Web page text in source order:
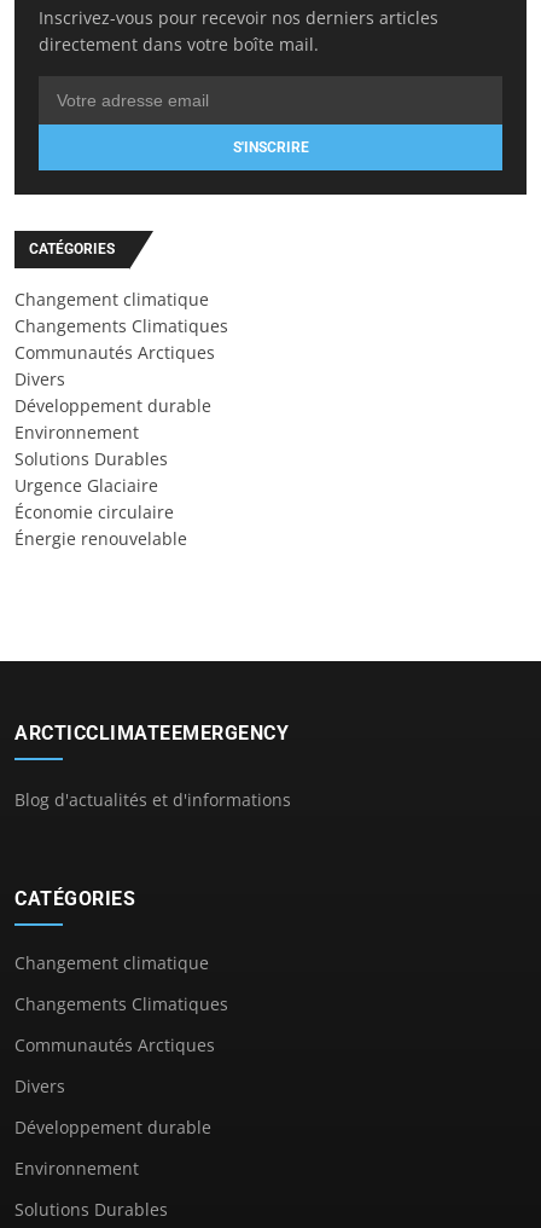
Inscrivez-vous pour recevoir nos derniers articles
directement dans votre boîte mail.
S'INSCRIRE
CATÉGORIES
Changement climatique
Changements Climatiques
Communautés Arctiques
Divers
Développement durable
Environnement
Solutions Durables
Urgence Glaciaire
Économie circulaire
Énergie renouvelable
ARCTICCLIMATEEMERGENCY
Blog d'actualités et d'informations
CATÉGORIES
Changement climatique
Changements Climatiques
Communautés Arctiques
Divers
Développement durable
Environnement
Solutions Durables